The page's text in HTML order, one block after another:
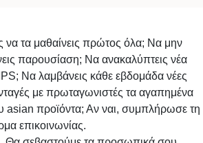
να τα μαθαίνεις πρώτος όλα; Να μην
παρουσίαση; Να ανακαλύπτεις νέα
Να λαμβάνεις κάθε εβδομάδα νέες
με πρωταγωνιστές τα αγαπημένα
asian προϊόντα; Αν ναι, συμπλήρωσε τη
επικοινωνίας.